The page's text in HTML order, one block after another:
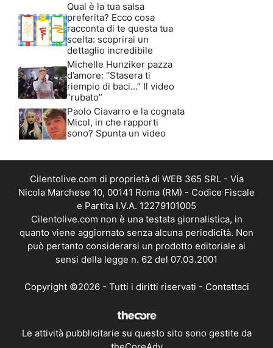
Qual è la tua salsa
preferita? Ecco cosa
racconta di te questa tua
scelta: scoprirai un
dettaglio incredibile
Michelle Hunziker pazza
d’amore: “Stasera ti
riempio di baci…” Il video
“rubato”
Paolo Ciavarro e la cognata
Micol, in che rapporti
sono? Spunta un video
Cilentolive.com di proprietà di WEB 365 SRL - Via
Nicola Marchese 10, 00141 Roma (RM) - Codice Fiscale
e Partita I.V.A. 12279101005
Cilentolive.com non è una testata giornalistica, in
quanto viene aggiornato senza alcuna periodicità. Non
può pertanto considerarsi un prodotto editoriale ai
sensi della legge n. 62 del 07.03.2001
Copyright ©2026 - Tutti i diritti riservati - Contattaci
Le attività pubblicitarie su questo sito sono gestite da